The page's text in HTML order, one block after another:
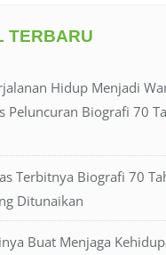
TERBARU
Hidup Menjadi
Peluncuran Biografi 70
Terbitnya Biografi 70
Ditunaikan
Buat Menjaga